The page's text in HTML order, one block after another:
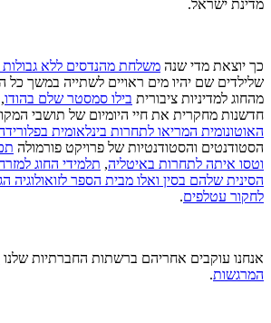
מדינת ישראל.
כך יוצאת מדי שנה משלחת מהנדסים ללא
שלילדים שם יהיו מים ראויים לשתייה במשך כל
מהחוג למדיניות ציבורית בילו סמסטר שלם בהודו
חדשנות מחקרית את חיי היומיום של תושבי
האוטונומית המריאו לתחרות בינלאומית
הסטודנטים והסטודנטיות של פרויקט פורמולה
וטסו איתה לתחרות באיטליה, תלמידי החוג
הסינית שלהם בסין ואלו מבית הספר לזואולוגיה
לחקור עטלפים.
אנחנו עוקבים אחריהם ברשתות החברתיות שלנו
המרגשות.